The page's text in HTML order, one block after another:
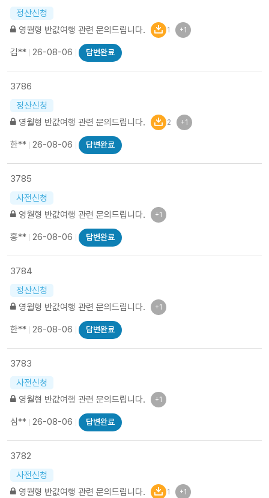
정산신청
영월형 반값여행 관련 문의드립니다.
1 +1
김** 26-08-06 답변완료
3786
정산신청
영월형 반값여행 관련 문의드립니다.
2 +1
한** 26-08-06 답변완료
3785
사전신청
영월형 반값여행 관련 문의드립니다.
+1
홍** 26-08-06 답변완료
3784
정산신청
영월형 반값여행 관련 문의드립니다.
+1
한** 26-08-06 답변완료
3783
사전신청
영월형 반값여행 관련 문의드립니다.
+1
심** 26-08-06 답변완료
3782
사전신청
영월형 반값여행 관련 문의드립니다.
1 +1